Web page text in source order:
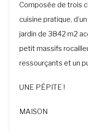
Composée de trois
cuisine pratique,
jardin de 3842 m2
petit massifs
ressourçants et un
UNE PÉPITE !
MAISON